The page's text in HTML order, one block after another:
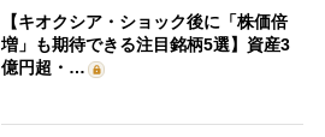
【キオクシア・ショック後に「株価倍
増」も期待できる注目銘柄5選】資産3
億円超・…